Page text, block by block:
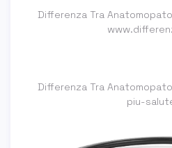
Differenza Tra
Differenza Tra
piu-